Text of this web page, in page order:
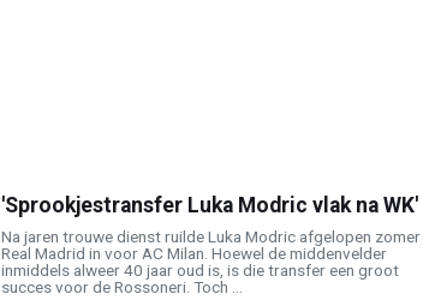
'Sprookjestransfer Luka Modric vlak na WK'
Na jaren trouwe dienst ruilde Luka Modric afgelopen zomer
Real Madrid in voor AC Milan. Hoewel de middenvelder
inmiddels alweer 40 jaar oud is, is die transfer een groot
succes voor de Rossoneri. Toch ...